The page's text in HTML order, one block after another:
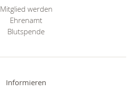
Mitglied werden
Ehrenamt
Blutspende
Informieren